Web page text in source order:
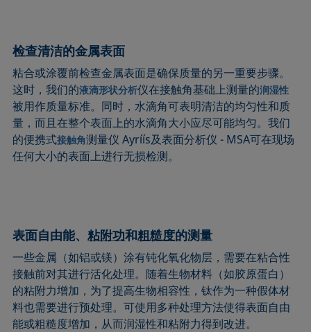
检查清洁的金属表面
粘合或涂覆前检查金属表面是确保质量的另一重要步骤。
这时，我们的液滴形状分析仪在接触角基础上测量的润湿性
被用作质量标准。同时，水滴角可表明清洁的均匀性和质
量，而且在整个表面上的水滴角大小应尽可能均匀。我们
的便携式接触角测量仪 Ayríís及表面分析仪 - MSA可在现场
任何大小的表面上进行无损检测。
表面自由能、粘附功和粗糙度的测量
一些金属（如铝或镁）涂有钝化氧化物层，需要在粘合性
接触前对其进行活化处理。随着生物材料（如胶原蛋白）
的粘附力增加，为了提高生物相容性，钛作为一种假体材
料也需要进行预处理。可使用多种处理方法使得表面自由
能或粗糙度增加，从而润湿性和粘附力得到改进。